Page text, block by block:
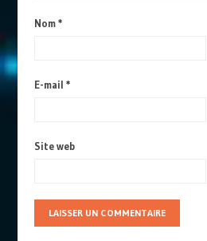
Nom*
E-mail *
Site web